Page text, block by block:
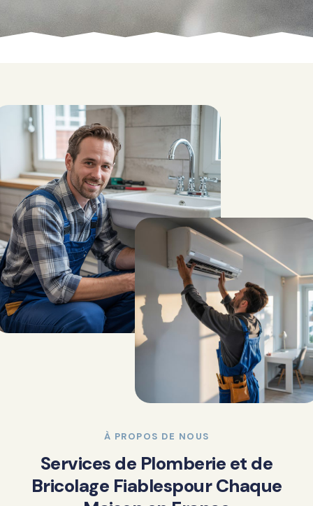
À PROPOS DE NOUS
Services de Plomberie et de
Bricolage Fiablespour Chaque